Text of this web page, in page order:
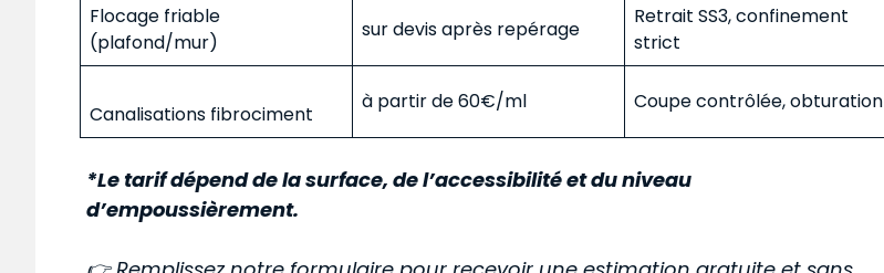
Flocage friable
(plafond/mur)
sur devis après repérage
Retrait SS3, confinement
strict
Canalisations fibrociment
à partir de 60€/ml Coupe contrôlée, obturation
*Le tarif dépend de la surface, de l’accessibilité et du niveau
d’empoussièrement.